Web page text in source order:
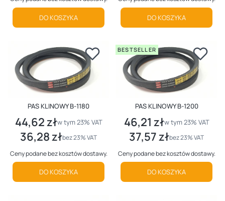
DO KOSZYKA DO KOSZYKA
PAS KLINOWY B-1180
Cena brutto
44,62 złw tym %s VAT
w tym23% VAT
Cena netto
36,28 złbez 23% VAT
Ceny podane bez kosztów dostawy.
DO KOSZYKA
BESTSELLER
PAS KLINOWY B-1200
Cena brutto
46,21 złw tym %s VAT
w tym23% VAT
Cena netto
37,57 złbez 23% VAT
Ceny podane bez kosztów dostawy.
DO KOSZYKA